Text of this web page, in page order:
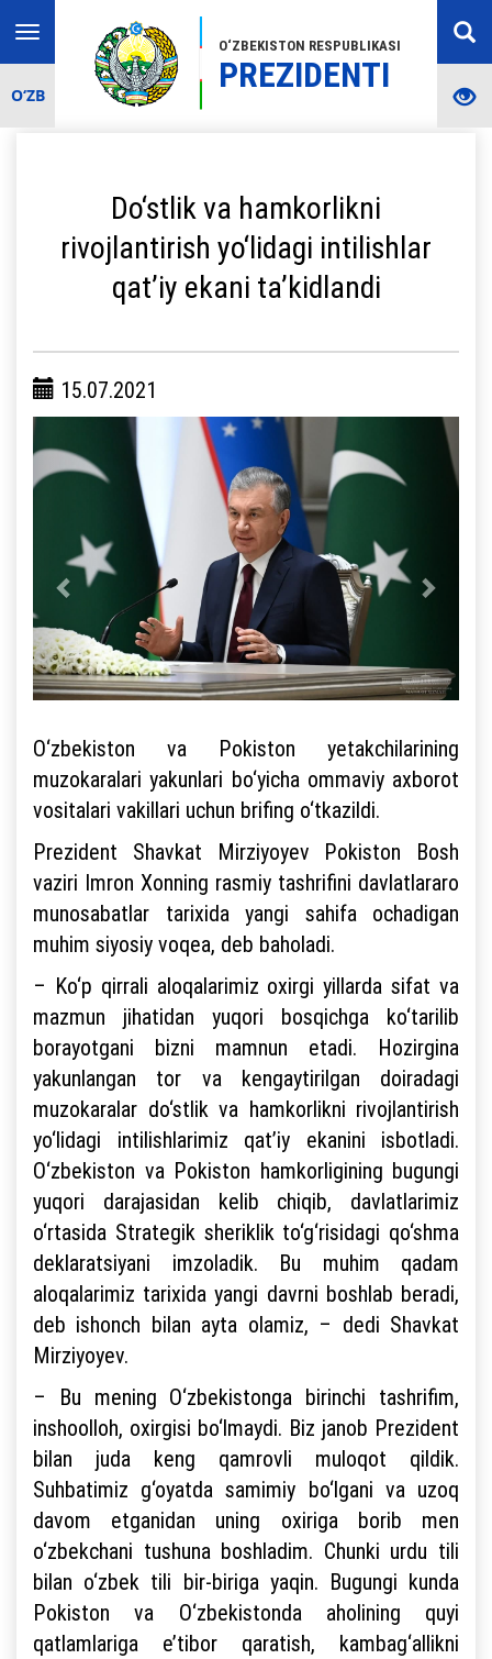
O‘ZBEKISTON RESPUBLIKASI
PREZIDENTI
Toggle
navigation
O‘ZB
Do‘stlik va hamkorlikni
rivojlantirish yo‘lidagi intilishlar
qat’iy ekani ta’kidlandi
15.07.2021
O‘zbekiston va Pokiston yetakchilarining
muzokaralari yakunlari bo‘yicha ommaviy axborot
vositalari vakillari uchun brifing o‘tkazildi.
Prezident Shavkat Mirziyoyev Pokiston Bosh
vaziri Imron Xonning rasmiy tashrifini davlatlararo
munosabatlar tarixida yangi sahifa ochadigan
muhim siyosiy voqea, deb baholadi.
– Ko‘p qirrali aloqalarimiz oxirgi yillarda sifat va
mazmun jihatidan yuqori bosqichga ko‘tarilib
borayotgani bizni mamnun etadi. Hozirgina
yakunlangan tor va kengaytirilgan doiradagi
muzokaralar do‘stlik va hamkorlikni rivojlantirish
yo‘lidagi intilishlarimiz qat’iy ekanini isbotladi.
O‘zbekiston va Pokiston hamkorligining bugungi
yuqori darajasidan kelib chiqib, davlatlarimiz
o‘rtasida Strategik sheriklik to‘g‘risidagi qo‘shma
deklaratsiyani imzoladik. Bu muhim qadam
aloqalarimiz tarixida yangi davrni boshlab beradi,
deb ishonch bilan ayta olamiz, – dedi Shavkat
Mirziyoyev.
– Bu mening O‘zbekistonga birinchi tashrifim,
inshoolloh, oxirgisi bo‘lmaydi. Biz janob Prezident
bilan juda keng qamrovli muloqot qildik.
Suhbatimiz g‘oyatda samimiy bo‘lgani va uzoq
davom etganidan uning oxiriga borib men
o‘zbekchani tushuna boshladim. Chunki urdu tili
bilan o‘zbek tili bir-biriga yaqin. Bugungi kunda
Pokiston va O‘zbekistonda aholining quyi
qatlamlariga e’tibor qaratish, kambag‘allikni